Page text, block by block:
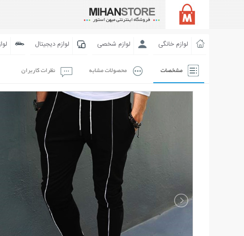
لوازم خانگی لوازم شخصی لوازم دیجیتال
مشخصات محصولات مشابه نظرات کاربران